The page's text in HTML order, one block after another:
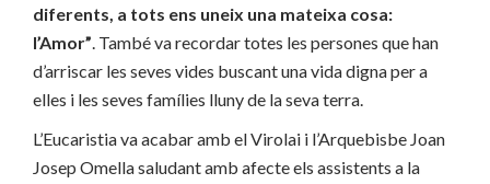
diferents, a tots ens uneix una mateixa cosa:
l’Amor”. També va recordar totes les persones que han
d’arriscar les seves vides buscant una vida digna per a
elles i les seves famílies lluny de la seva terra.
L’Eucaristia va acabar amb el Virolai i l’Arquebisbe Joan
Josep Omella saludant amb afecte els assistents a la